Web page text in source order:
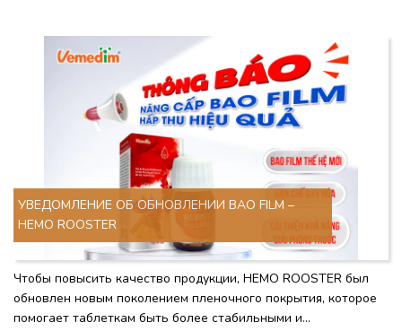
УВЕДОМЛЕНИЕ ОБ ОБНОВЛЕНИИ BAO FILM –
HEMO ROOSTER
Чтобы повысить качество продукции, HEMO ROOSTER был
обновлен новым поколением пленочного покрытия, которое
помогает таблеткам быть более стабильными и